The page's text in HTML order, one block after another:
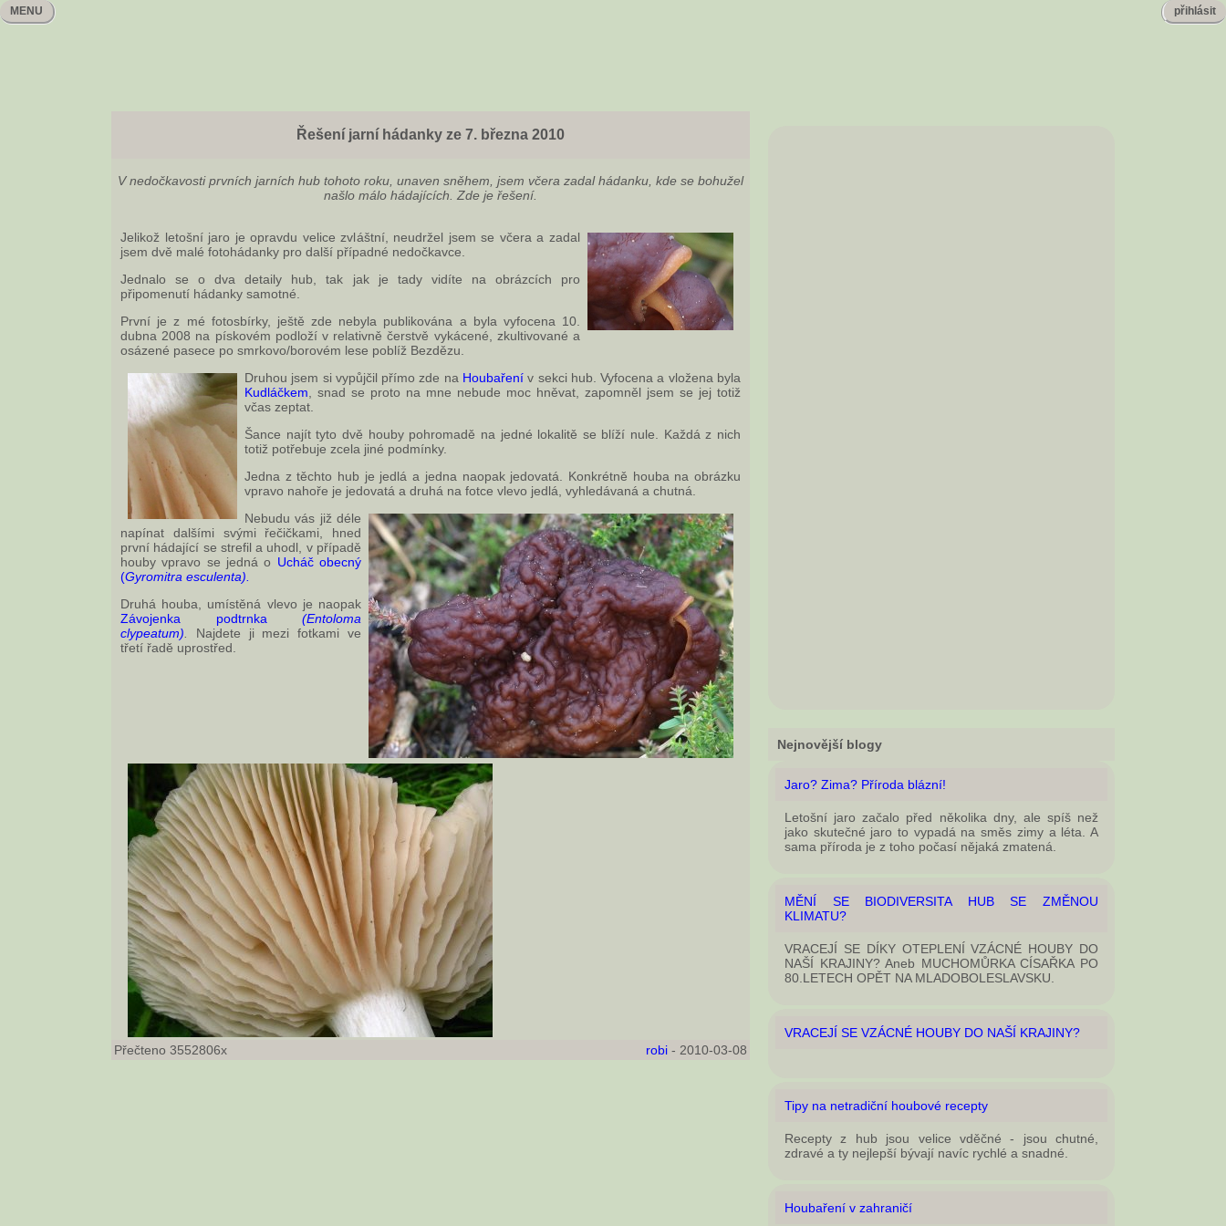
přihlásit
MENU
Řešení jarní hádanky ze 7. března 2010
V nedočkavosti prvních jarních hub tohoto roku, unaven sněhem, jsem včera zadal hádanku, kde se bohužel
našlo málo hádajících. Zde je řešení.
Jelikož letošní jaro je opravdu velice zvláštní, neudržel jsem se včera a zadal
jsem dvě malé fotohádanky pro další případné nedočkavce.
Jednalo se o dva detaily hub, tak jak je tady vidíte na obrázcích pro
připomenutí hádanky samotné.
První je z mé fotosbírky, ještě zde nebyla publikována a byla vyfocena 10.
dubna 2008 na pískovém podloží v relativně čerstvě vykácené, zkultivované a
osázené pasece po smrkovo/borovém lese poblíž Bezdězu.
Druhou jsem si vypůjčil přímo zde na Houbaření v sekci hub. Vyfocena a vložena byla
Kudláčkem , snad se proto na mne nebude moc hněvat, zapomněl jsem se jej totiž
včas zeptat.
Šance najít tyto dvě houby pohromadě na jedné lokalitě se blíží nule. Každá z nich
totiž potřebuje zcela jiné podmínky.
Jedna z těchto hub je jedlá a jedna naopak jedovatá. Konkrétně houba na obrázku
vpravo nahoře je jedovatá a druhá na fotce vlevo jedlá, vyhledávaná a chutná.
Nebudu vás již déle
napínat dalšími svými řečičkami, hned
první hádající se strefil a uhodl, v případě
houby vpravo se jedná o Ucháč obecný
(Gyromitra esculenta).
Druhá houba, umístěná vlevo je naopak
Závojenka podtrnka (Entoloma
clypeatum)
Najdete ji mezi fotkami ve
třetí řadě uprostřed.
Přečteno 3552806x robi - 2010-03-08
Nejnovější blogy
Jaro? Zima? Příroda blázní!
Letošní jaro začalo před několika dny, ale spíš než
jako skutečné jaro to vypadá na směs zimy a léta. A
sama příroda je z toho počasí nějaká zmatená.
MĚNÍ SE BIODIVERSITA HUB SE ZMĚNOU
KLIMATU?
VRACEJÍ SE DÍKY OTEPLENÍ VZÁCNÉ HOUBY DO
NAŠÍ KRAJINY? Aneb MUCHOMŮRKA CÍSAŘKA PO
80.LETECH OPĚT NA MLADOBOLESLAVSKU.
VRACEJÍ SE VZÁCNÉ HOUBY DO NAŠÍ KRAJINY?
Tipy na netradiční houbové recepty
Recepty z hub jsou velice vděčné - jsou chutné,
zdravé a ty nejlepší bývají navíc rychlé a snadné.
Houbaření v zahraničí